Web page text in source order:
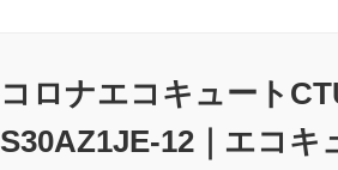
コロナエコキュート
S30AZ1JE-12｜エコキ